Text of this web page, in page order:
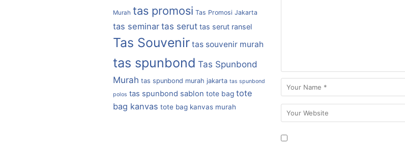
Murah tas promosi Tas Promosi Jakarta
tas seminar tas serut tas serut ransel
Tas Souvenir tas souvenir murah
tas spunbond Tas Spunbond
Murah tas spunbond murah jakarta tas spunbond
polos tas spunbond sablon tote bag tote
bag kanvas tote bag kanvas murah